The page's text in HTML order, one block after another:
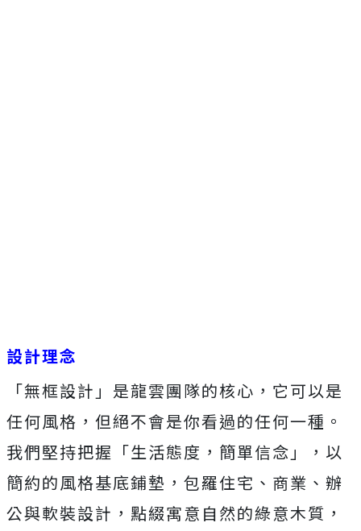
設計理念
「無框設計」是龍雲團隊的核心，它可以是
任何風格，但絕不會是你看過的任何一種。
我們堅持把握「生活態度，簡單信念」，以
簡約的風格基底鋪墊，包羅住宅、商業、辦
公與軟裝設計，點綴寓意自然的綠意木質，